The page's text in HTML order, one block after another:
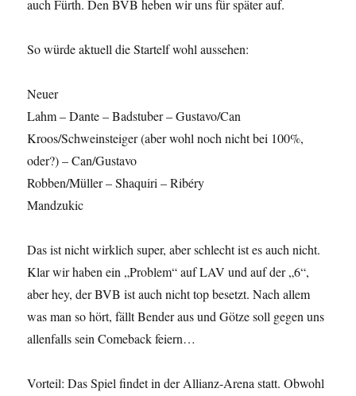
auch Fürth. Den BVB heben wir uns für später auf.
So würde aktuell die Startelf wohl aussehen:
Neuer
Lahm – Dante – Badstuber – Gustavo/Can
Kroos/Schweinsteiger (aber wohl noch nicht bei 100%,
oder?) – Can/Gustavo
Robben/Müller – Shaquiri – Ribéry
Mandzukic
Das ist nicht wirklich super, aber schlecht ist es auch nicht.
Klar wir haben ein „Problem“ auf LAV und auf der „6“,
aber hey, der BVB ist auch nicht top besetzt. Nach allem
was man so hört, fällt Bender aus und Götze soll gegen uns
allenfalls sein Comeback feiern…
Vorteil: Das Spiel findet in der Allianz-Arena statt. Obwohl